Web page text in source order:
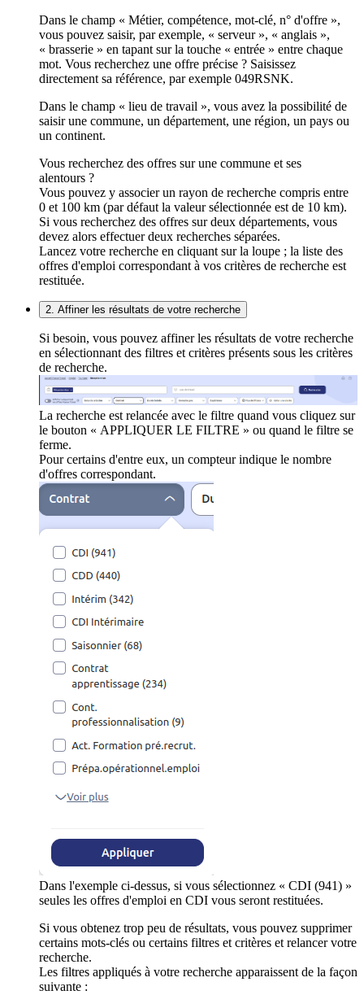
Dans le champ « Métier, compétence, mot-clé, n° d'offre »,
vous pouvez saisir, par exemple, « serveur », « anglais »,
« brasserie » en tapant sur la touche « entrée » entre chaque
mot. Vous recherchez une offre précise ? Saisissez
directement sa référence, par exemple 049RSNK.
Dans le champ « lieu de travail », vous avez la possibilité de
saisir une commune, un département, une région, un pays ou
un continent.
Vous recherchez des offres sur une commune et ses
alentours ?
Vous pouvez y associer un rayon de recherche compris entre
0 et 100 km (par défaut la valeur sélectionnée est de 10 km).
Si vous recherchez des offres sur deux départements, vous
devez alors effectuer deux recherches séparées.
Lancez votre recherche en cliquant sur la loupe ; la liste des
offres d'emploi correspondant à vos critères de recherche est
restituée.
2. Affiner les résultats de votre recherche
Si besoin, vous pouvez affiner les résultats de votre recherche
en sélectionnant des filtres et critères présents sous les critères
de recherche.
La recherche est relancée avec le filtre quand vous cliquez sur
le bouton « APPLIQUER LE FILTRE » ou quand le filtre se
ferme.
Pour certains d'entre eux, un compteur indique le nombre
d'offres correspondant.
Dans l'exemple ci-dessus, si vous sélectionnez « CDI (941) »
seules les offres d'emploi en CDI vous seront restituées.
Si vous obtenez trop peu de résultats, vous pouvez supprimer
certains mots-clés ou certains filtres et critères et relancer votre
recherche.
Les filtres appliqués à votre recherche apparaissent de la façon
suivante :